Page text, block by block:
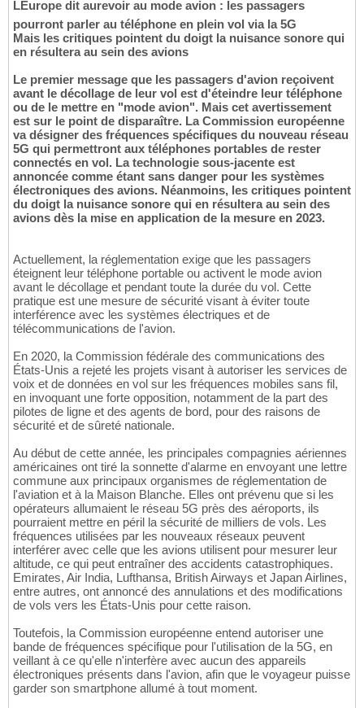
LEurope dit aurevoir au mode avion : les passagers
pourront parler au téléphone en plein vol via la 5G
Mais les critiques pointent du doigt la nuisance sonore qui
en résultera au sein des avions
Le premier message que les passagers d'avion reçoivent
avant le décollage de leur vol est d'éteindre leur téléphone
ou de le mettre en "mode avion". Mais cet avertissement
est sur le point de disparaître. La Commission européenne
va désigner des fréquences spécifiques du nouveau réseau
5G qui permettront aux téléphones portables de rester
connectés en vol. La technologie sous-jacente est
annoncée comme étant sans danger pour les systèmes
électroniques des avions. Néanmoins, les critiques pointent
du doigt la nuisance sonore qui en résultera au sein des
avions dès la mise en application de la mesure en 2023.
Actuellement, la réglementation exige que les passagers
éteignent leur téléphone portable ou activent le mode avion
avant le décollage et pendant toute la durée du vol. Cette
pratique est une mesure de sécurité visant à éviter toute
interférence avec les systèmes électriques et de
télécommunications de l'avion.
En 2020, la Commission fédérale des communications des
États-Unis a rejeté les projets visant à autoriser les services de
voix et de données en vol sur les fréquences mobiles sans fil,
en invoquant une forte opposition, notamment de la part des
pilotes de ligne et des agents de bord, pour des raisons de
sécurité et de sûreté nationale.
Au début de cette année, les principales compagnies aériennes
américaines ont tiré la sonnette d'alarme en envoyant une lettre
commune aux principaux organismes de réglementation de
l'aviation et à la Maison Blanche. Elles ont prévenu que si les
opérateurs allumaient le réseau 5G près des aéroports, ils
pourraient mettre en péril la sécurité de milliers de vols. Les
fréquences utilisées par les nouveaux réseaux peuvent
interférer avec celle que les avions utilisent pour mesurer leur
altitude, ce qui peut entraîner des accidents catastrophiques.
Emirates, Air India, Lufthansa, British Airways et Japan Airlines,
entre autres, ont annoncé des annulations et des modifications
de vols vers les États-Unis pour cette raison.
Toutefois, la Commission européenne entend autoriser une
bande de fréquences spécifique pour l'utilisation de la 5G, en
veillant à ce qu'elle n'interfère avec aucun des appareils
électroniques présents dans l'avion, afin que le voyageur puisse
garder son smartphone allumé à tout moment.